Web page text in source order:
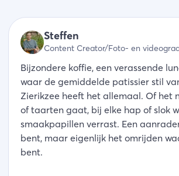
Steffen
Content Creator/Foto- en
Bijzondere koffie, een verassende
waar de gemiddelde patissier stil
Zierikzee heeft het allemaal. Of het
of taarten gaat, bij elke hap of slok
smaakpapillen verrast. Een
bent, maar eigenlijk het omrijden
bent.